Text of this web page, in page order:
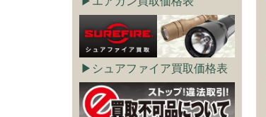
シュアファイア買取価格表